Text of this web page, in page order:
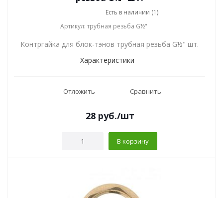
Есть в наличии (1)
Артикул: трубная резьба G½"
Контргайка для блок-тэнов трубная резьба G½" шт.
Характеристики
Отложить Сравнить
28руб./шт
В корзину